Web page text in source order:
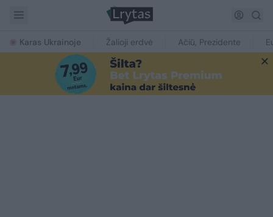
Karas Ukrainoje Žalioji erdvė Ačiū, Prezidente